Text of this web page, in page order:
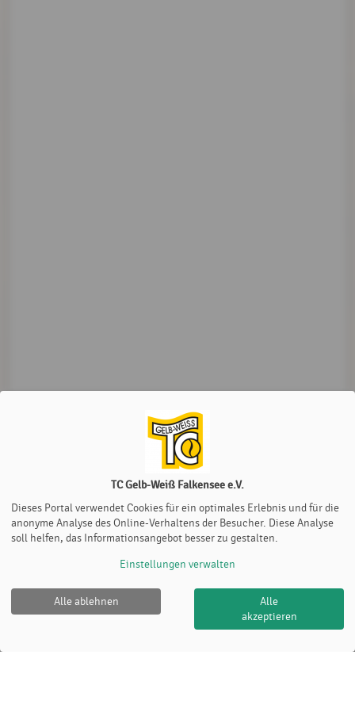
TC Gelb-Weiß Falkensee e.V.
Dieses Portal verwendet Cookies für ein optimales Erlebnis und für die
anonyme Analyse des Online-Verhaltens der Besucher. Diese Analyse
soll helfen, das Informationsangebot besser zu gestalten.
Einstellungen verwalten
Alle ablehnen
Alle
akzeptieren